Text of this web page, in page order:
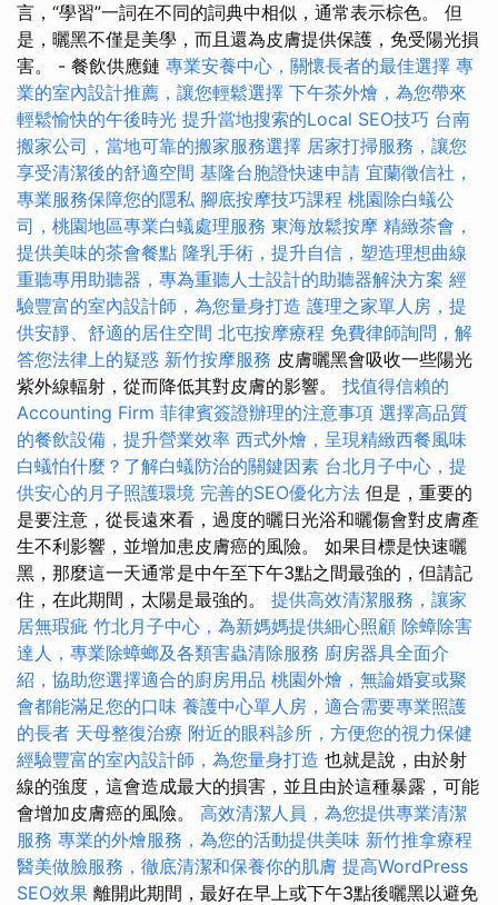
言，“學習”一詞在不同的詞典中相似，通常表示棕色。 但
是，曬黑不僅是美學，而且還為皮膚提供保護，免受陽光損
害。 - 餐飲供應鏈 專業安養中心，關懷長者的最佳選擇 專
業的室內設計推薦，讓您輕鬆選擇 下午茶外燴，為您帶來
輕鬆愉快的午後時光 提升當地搜索的Local SEO技巧 台南
搬家公司，當地可靠的搬家服務選擇 居家打掃服務，讓您
享受清潔後的舒適空間 基隆台胞證快速申請 宜蘭徵信社，
專業服務保障您的隱私 腳底按摩技巧課程 桃園除白蟻公
司，桃園地區專業白蟻處理服務 東海放鬆按摩 精緻茶會，
提供美味的茶會餐點 隆乳手術，提升自信，塑造理想曲線
重聽專用助聽器，專為重聽人士設計的助聽器解決方案 經
驗豐富的室內設計師，為您量身打造 護理之家單人房，提
供安靜、舒適的居住空間 北屯按摩療程 免費律師詢問，解
答您法律上的疑惑 新竹按摩服務 皮膚曬黑會吸收一些陽光
紫外線輻射，從而降低其對皮膚的影響。 找值得信賴的
Accounting Firm 菲律賓簽證辦理的注意事項 選擇高品質
的餐飲設備，提升營業效率 西式外燴，呈現精緻西餐風味
白蟻怕什麼？了解白蟻防治的關鍵因素 台北月子中心，提
供安心的月子照護環境 完善的SEO優化方法 但是，重要的
是要注意，從長遠來看，過度的曬日光浴和曬傷會對皮膚產
生不利影響，並增加患皮膚癌的風險。 如果目標是快速曬
黑，那麼這一天通常是中午至下午3點之間最強的，但請記
住，在此期間，太陽是最強的。 提供高效清潔服務，讓家
居無瑕疵 竹北月子中心，為新媽媽提供細心照顧 除蟑除害
達人，專業除蟑螂及各類害蟲清除服務 廚房器具全面介
紹，協助您選擇適合的廚房用品 桃園外燴，無論婚宴或聚
會都能滿足您的口味 養護中心單人房，適合需要專業照護
的長者 天母整復治療 附近的眼科診所，方便您的視力保健
經驗豐富的室內設計師，為您量身打造 也就是說，由於射
線的強度，這會造成最大的損害，並且由於這種暴露，可能
會增加皮膚癌的風險。 高效清潔人員，為您提供專業清潔
服務 專業的外燴服務，為您的活動提供美味 新竹推拿療程
醫美做臉服務，徹底清潔和保養你的肌膚 提高WordPress
SEO效果 離開此期間，最好在早上或下午3點後曬黑以避免